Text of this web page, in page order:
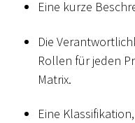
Eine kurze
Die
Rollen für jeden
Matrix.
Eine